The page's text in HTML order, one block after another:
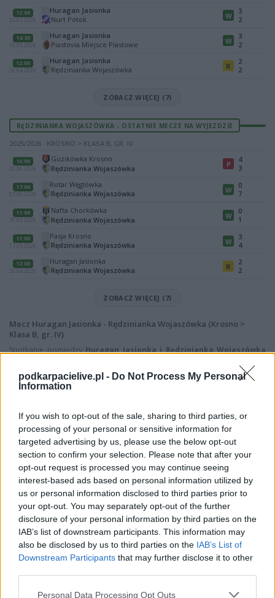
podkarpacielive.pl - Do Not Process My Personal
Information
If you wish to opt-out of the sale, sharing to third parties, or
processing of your personal or sensitive information for
targeted advertising by us, please use the below opt-out
section to confirm your selection. Please note that after your
opt-out request is processed you may continue seeing
interest-based ads based on personal information utilized by
us or personal information disclosed to third parties prior to
your opt-out. You may separately opt-out of the further
disclosure of your personal information by third parties on the
IAB’s list of downstream participants. This information may
also be disclosed by us to third parties on the IAB’s List of
Downstream Participants that may further disclose it to other
Please note that this website/app uses one or more Google
Personal Data Processing Opt Outs
12:00
24.05.2026
Huragan Jasionka
Nurt Potok
W
3
2
14:30
10.05.2026
Huragan Jasionka
Piastovia Miejsce Piastowe
W
3
2
12:00
26.04.2026
Huragan Jasionka
Rędzinianka Wojaszówka
R
2
2
ZOBACZ WIĘCEJ (7)
RĘDZINIANKA WOJASZÓWKA - OSTATNIE MECZE NA WYJEZDZIE
2025/2026 · KROSNO > KLASA B, GR. IV
16:00
20.06.2026
Guzikówka Krosno
Rędzinianka Wojaszówka
P
4
3
17:00
07.06.2026
Rotar Węglówka
Rędzinianka Wojaszówka
W
0
7
11:00
31.05.2026
Nafta Chorkówka
Rędzinianka Wojaszówka
W
0
1
11:00
17.05.2026
Pasja Krosno
Rędzinianka Wojaszówka
W
3
4
12:00
26.04.2026
Huragan Jasionka
Rędzinianka Wojaszówka
R
2
2
ZOBACZ WIĘCEJ (7)
Mecz Huragan Jasionka - Rędzinianka Wojaszówka (Krosno >
Klasa B, gr. IV)
Spotkanie pomiędzyHuragan Jasionka i Rędzinianka Wojaszówka
> Klasa B, gr. IV).
Na stroniePodkarpacieLive.pl
spotkania . To kompletne źródło danych dla kibiców i pasjonatów
lokalnej piłki nożnej. Jeżeli aktualnie nie widzisz tutaj danych z pewnością
pracujemy nad tym żeby je uzupełnić.
Wynik meczu Huragan Jasionka vs Rędzinianka Wojaszówka
Po zakończeniu spotkania automatycznie publikujemyoficjalny wynik
spotkania, a także dane meczowe, jeśli są dostępne.
Pełny harmonogram rozgrywek dostępny jest tutaj:Krosno > Klasa B,
gr. IV - terminarz.
Informacje o składach i strzelcach
W miarę dostępności danych, publikujemyskłady wyjściowe,
rezerwowych, zmiany oraz listę strzelców bramek. Informacje te